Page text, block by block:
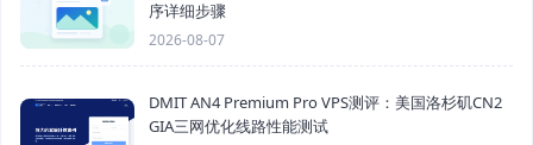
序详细步骤
2026-08-07
DMIT AN4 Premium Pro VPS测评：美国洛杉矶CN2
GIA三网优化线路性能测试